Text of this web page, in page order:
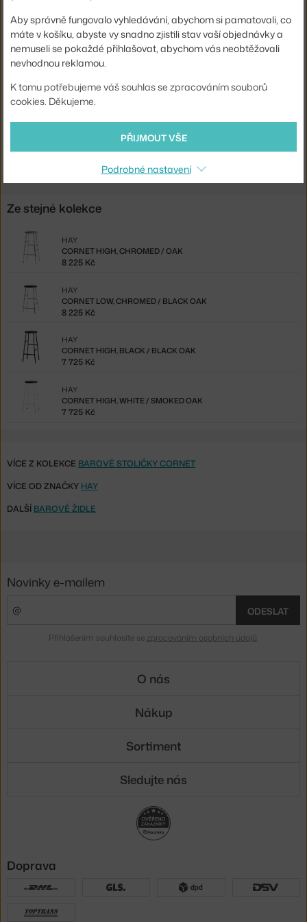
Materiál:
chromovaná ocel, dubové dřevo
Sedák:
dřevo
Podnož:
kov
Kód produktu
HAY-AA587-A217
EAN
5710441255529
Ste zo Slovenska? Prejdite naCornet Low, Chromed / Oak
Shopping from the EU? Switch toCornet Low, chromed/oak
Ze stejné kolekce
CORNET HIGH, CHROMED / OAK
HAY
8 225 Kč
CORNET LOW, CHROMED / BLACK OAK
HAY
8 225 Kč
CORNET HIGH, BLACK / BLACK OAK
HAY
7 725 Kč
CORNET HIGH, WHITE / SMOKED OAK
HAY
7 725 Kč
VÍCE Z KOLEKCE BAROVÉ STOLIČKY CORNET
VÍCE OD ZNAČKY HAY
DALŠÍ BAROVÉ ŽIDLE
Aby správně fungovalo vyhledávání, abychom si pamatovali, co
máte v košíku, abyste vy snadno zjistili stav vaší objednávky a
nemuseli se pokaždé přihlašovat, abychom vás neobtěžovali
nevhodnou reklamou.
K tomu potřebujeme váš souhlas se zpracováním souborů
cookies. Děkujeme.
PŘIJMOUT VŠE
Podrobné nastavení
Novinky e-mailem
ODESLAT
Přihlášením souhlasíte se zpracováním osobních údajů
O nás
Nákup
Sortiment
Sledujte nás
Doprava